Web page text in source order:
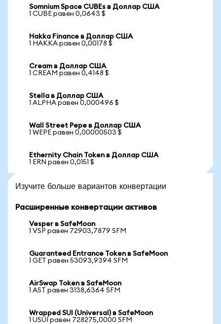
Somnium Space CUBEs в Доллар США
1 CUBE равен 0,0643 $
Hakka Finance в Доллар США
1 HAKKA равен 0,00178 $
Cream в Доллар США
1 CREAM равен 0,4148 $
Stella в Доллар США
1 ALPHA равен 0,000496 $
Wall Street Pepe в Доллар США
1 WEPE равен 0,00000503 $
Ethernity Chain Token в Доллар США
1 ERN равен 0,0151 $
Изучите больше вариантов конвертации
Расширенные конвертации активов
Vesper в SafeMoon
1 VSP равен 72903,7879 SFM
Guaranteed Entrance Token в SafeMoon
1 GET равен 53093,9394 SFM
AirSwap Token в SafeMoon
1 AST равен 3138,6364 SFM
Wrapped SUI (Universal) в SafeMoon
1 USUI равен 728275,0000 SFM